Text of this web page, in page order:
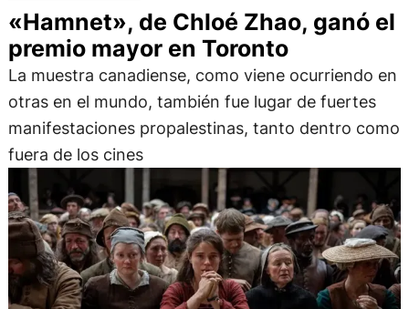
«Hamnet», de Chloé Zhao, ganó el
premio mayor en Toronto
La muestra canadiense, como viene ocurriendo en
otras en el mundo, también fue lugar de fuertes
manifestaciones propalestinas, tanto dentro como
fuera de los cines